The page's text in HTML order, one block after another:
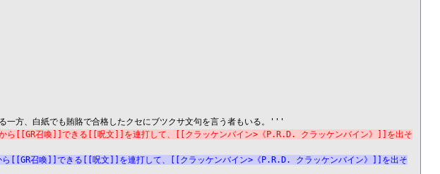
召喚]]できる[[呪文]]を連打して、[[クラッケンバイン>《P.R.D. クラッケンバイン》]]を出そ
召喚]]できる[[呪文]]を連打して、[[クラッケンバイン>《P.R.D. クラッケンバイン》]]を出そ